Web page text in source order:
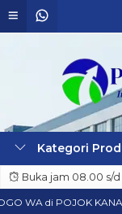
Kategori
Buka jam 08.00 s/d
WA di POJOK